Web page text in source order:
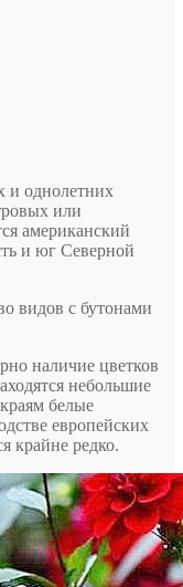
и однолетних
или
американский
и юг Северной
видов с бутонами
наличие цветков
небольшие
белые
европейских
крайне редко.